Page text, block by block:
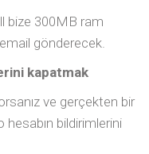
bize 300MB ram
email gönderecek.
kapatmak
ve gerçekten bir
hesabın bildirimlerini